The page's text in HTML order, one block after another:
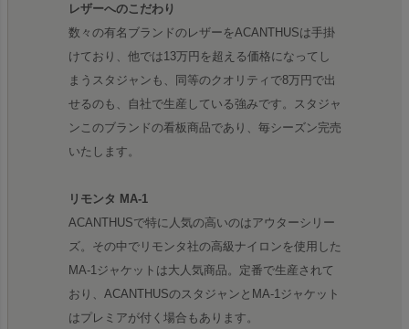
レザーへのこだわり
数々の有名ブランドのレザーをACANTHUSは手掛
けており、他では13万円を超える価格になってし
まうスタジャンも、同等のクオリティで8万円で出
せるのも、自社で生産している強みです。スタジャ
ンこのブランドの看板商品であり、毎シーズン完売
いたします。
リモンタ MA-1
ACANTHUSで特に人気の高いのはアウターシリー
ズ。その中でリモンタ社の高級ナイロンを使用した
MA-1ジャケットは大人気商品。定番で生産されて
おり、ACANTHUSのスタジャンとMA-1ジャケット
はプレミアが付く場合もあります。